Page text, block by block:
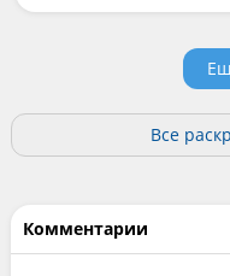
Все
Комментарии